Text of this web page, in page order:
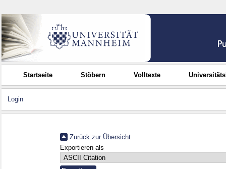
Startseite Stöbern Volltexte
Login
Zurück zur Übersicht
Exportieren als